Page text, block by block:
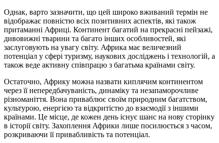
Однак, варто зазначити, що цей широко вживаний термін не
відображає повністю всіх позитивних аспектів, які також
притаманні Африці. Континент багатий на прекрасні пейзажі,
дивовижні тварини та багато інших особливостей, які
заслуговують на увагу світу. Африка має величезний
потенціал у сфері туризму, наукових досліджень і технологій, а
також веде активну співпрацю з багатьма країнами світу.
Остаточно, Африку можна назвати киплячим континентом
через її непередбачуваність, динаміку та незапаморочливе
різноманіття. Вона приваблює своїм природним багатством,
культурою, енергією та відкритістю до взаємодії з іншими
країнами. Це місце, де кожен день існує шанс на нову сторінку
в історії світу. Захоплення Африки лише посилюється з часом,
розкриваючи її привабливість та потенціал.